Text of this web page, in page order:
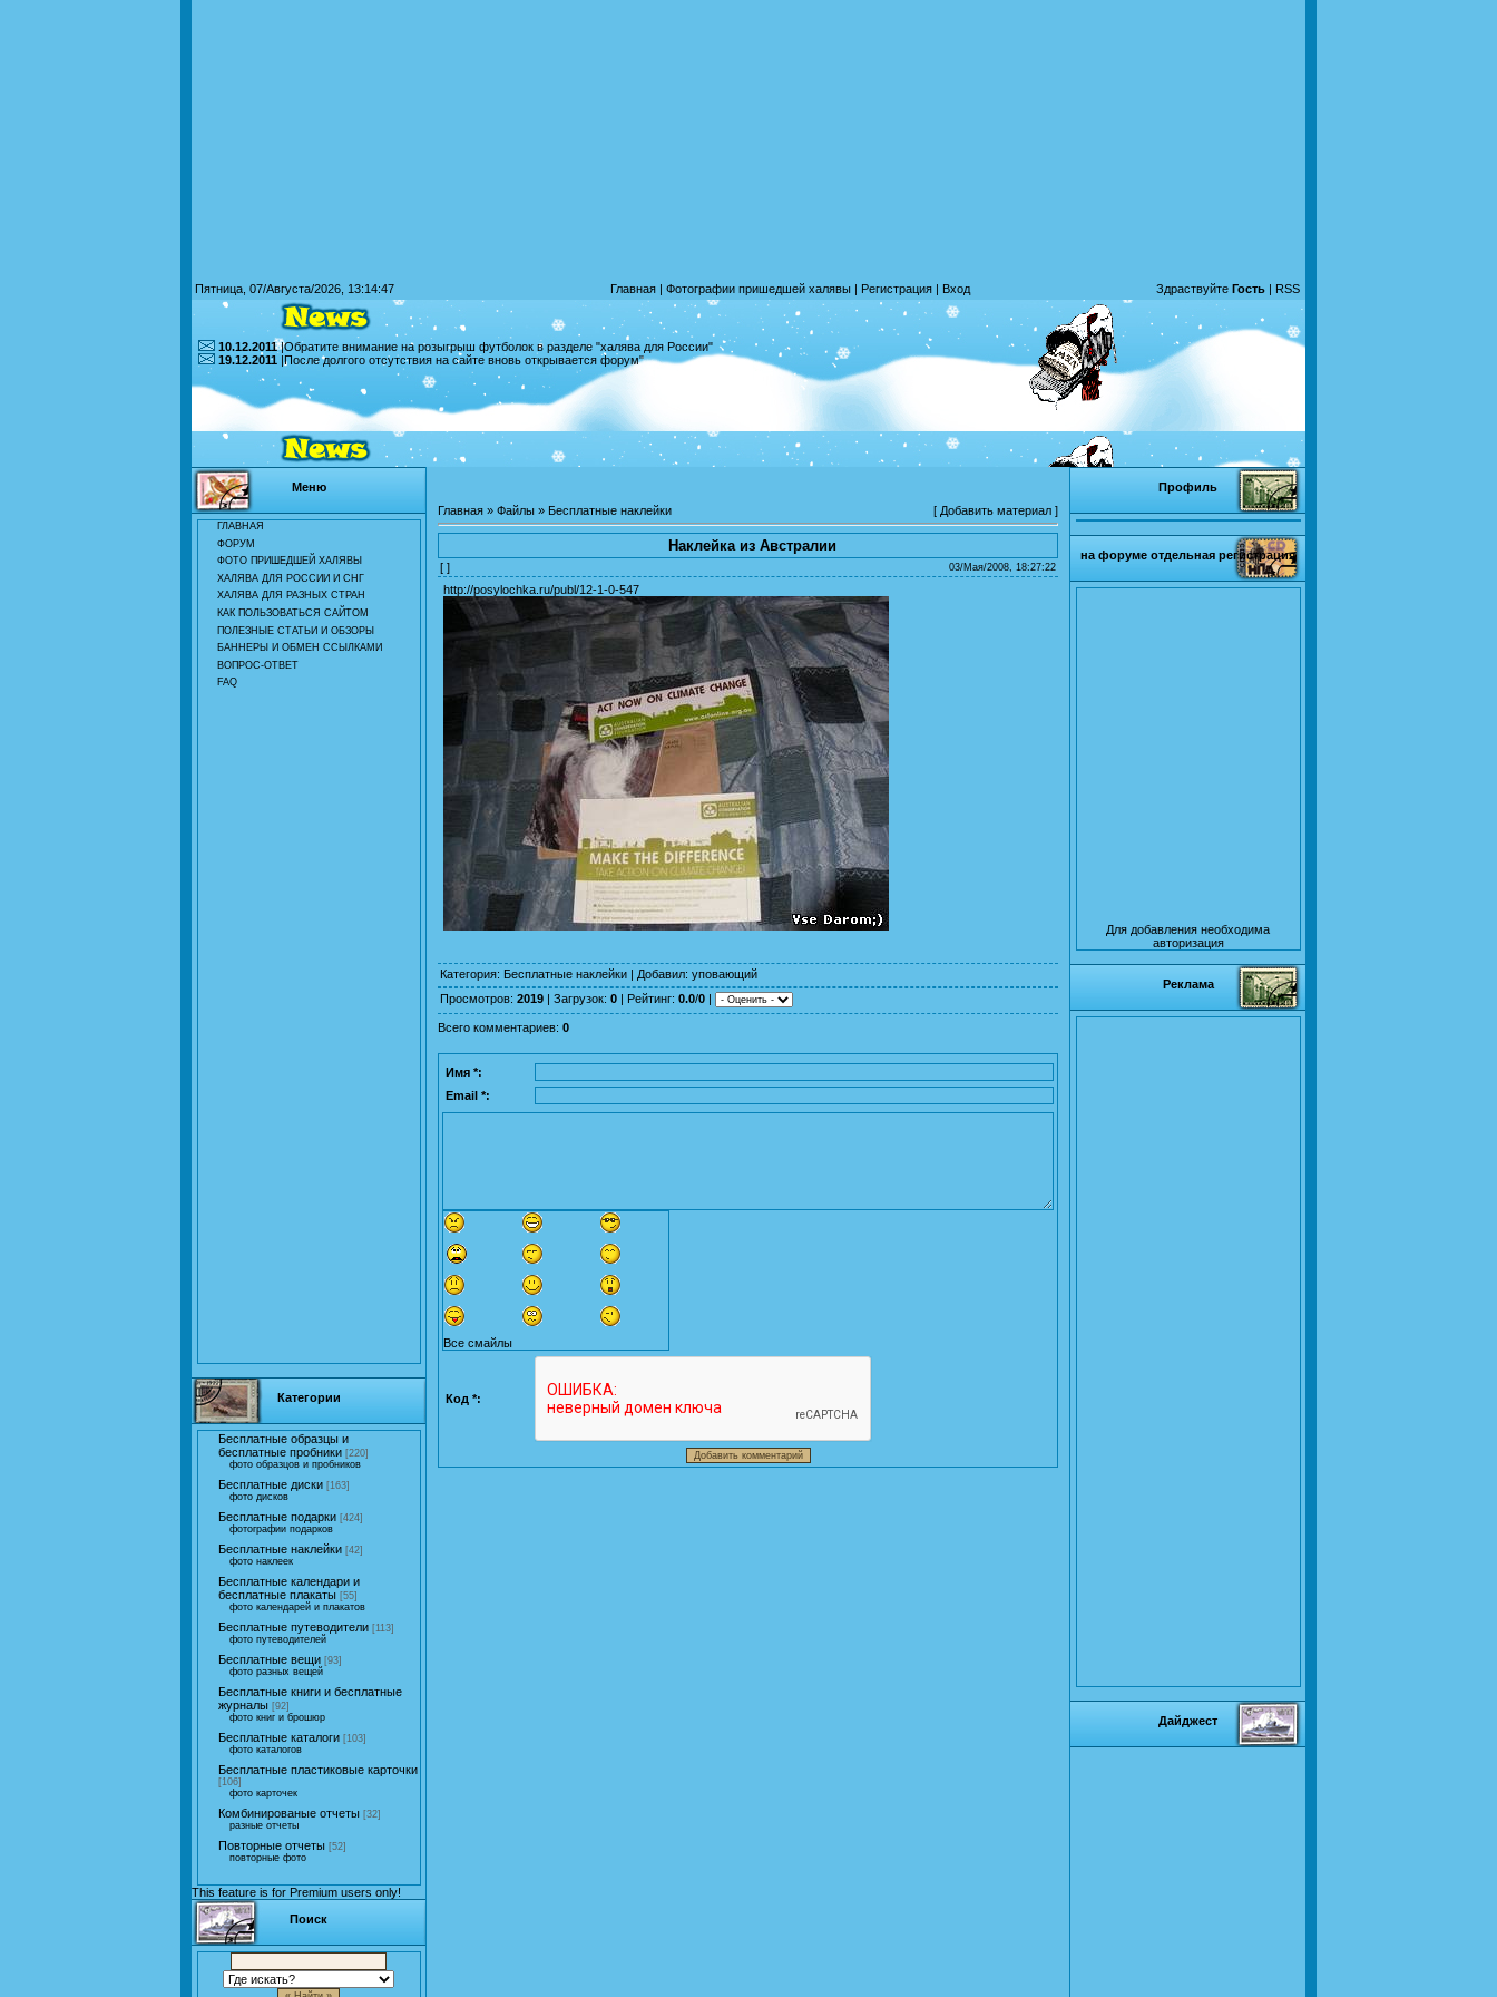
Пятница, 07/Августа/2026, 13:14:47 Главная | Фотографии пришедшей халявы | Регистрация | Вход Здраствуйте Гость | RSS
10.12.2011|Обратите внимание на розыгрыш футболок в разделе "халява для России"
19.12.2011 |После долгого отсутствия на сайте вновь открывается форум"
Меню
ГЛАВНАЯ
ФОРУМ
ФОТО ПРИШЕДШЕЙ ХАЛЯВЫ
ХАЛЯВА ДЛЯ РОССИИ И СНГ
ХАЛЯВА ДЛЯ РАЗНЫХ СТРАН
КАК ПОЛЬЗОВАТЬСЯ САЙТОМ
ПОЛЕЗНЫЕ СТАТЬИ И ОБЗОРЫ
БАННЕРЫ И ОБМЕН ССЫЛКАМИ
ВОПРОС-ОТВЕТ
FAQ
Категории
Бесплатные образцы и
бесплатные пробники [220]
фото образцов и пробников
Бесплатные диски [163]
фото дисков
Бесплатные подарки [424]
фотографии подарков
Бесплатные наклейки [42]
фото наклеек
Бесплатные календари и
бесплатные плакаты [55]
фото календарей и плакатов
Бесплатные путеводители [113]
фото путеводителей
Бесплатные вещи [93]
фото разных вещей
Бесплатные книги и бесплатные
журналы [92]
фото книг и брошюр
Бесплатные каталоги [103]
фото каталогов
Бесплатные пластиковые карточки
[106]
фото карточек
Комбинированые отчеты [32]
разные отчеты
Повторные отчеты [52]
повторные фото
This feature is for Premium users only!
Поиск
Главная » Файлы » Бесплатные наклейки [ Добавить материал ]
Наклейка из Австралии
[ ] 03/Мая/2008, 18:27:22
http://posylochka.ru/publ/12-1-0-547
Категория: Бесплатные наклейки | Добавил: уповающий
Просмотров: 2019 | Загрузок: 0 | Рейтинг: 0.0/0 |
Всего комментариев: 0
Имя *:
Email *:
Все смайлы
Код *:
Профиль
на форуме отдельная регистрация
Для добавления необходима
авторизация
Реклама
Дайджест